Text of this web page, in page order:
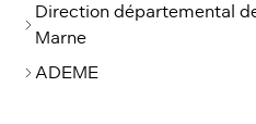
Direction départemental
Marne
ADEME